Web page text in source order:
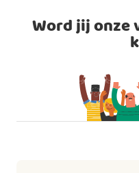
Word jij onze